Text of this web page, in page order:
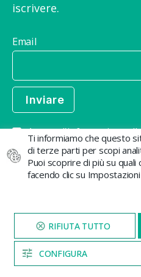
iscrivere.
Email
Accetto l'informativa
comunicazioni commerciali
Ti informiamo che questo
di terze parti per scopi
Puoi scoprire di più su
facendo clic su
CONFIGURA
VISITA IL
PER 5
APPARIRÀ
04:53